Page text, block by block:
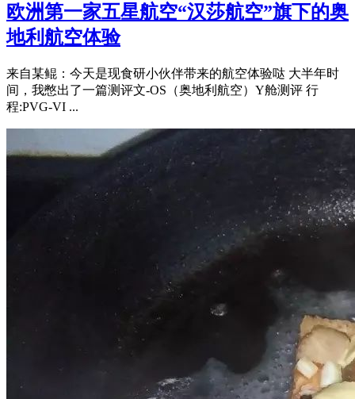
欧洲第一家五星航空“汉莎航空”旗下的奥
地利航空体验
来自某鲲：今天是现食研小伙伴带来的航空体验哒 大半年时
间，我憋出了一篇测评文-OS（奥地利航空）Y舱测评 行
程:PVG-VI ...